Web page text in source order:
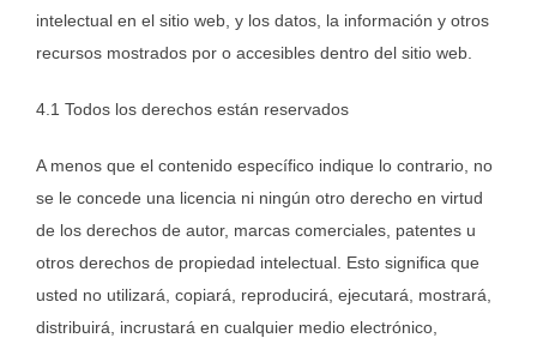
intelectual en el sitio web, y los datos, la información y otros
recursos mostrados por o accesibles dentro del sitio web.
4.1 Todos los derechos están reservados
A menos que el contenido específico indique lo contrario, no
se le concede una licencia ni ningún otro derecho en virtud
de los derechos de autor, marcas comerciales, patentes u
otros derechos de propiedad intelectual. Esto significa que
usted no utilizará, copiará, reproducirá, ejecutará, mostrará,
distribuirá, incrustará en cualquier medio electrónico,